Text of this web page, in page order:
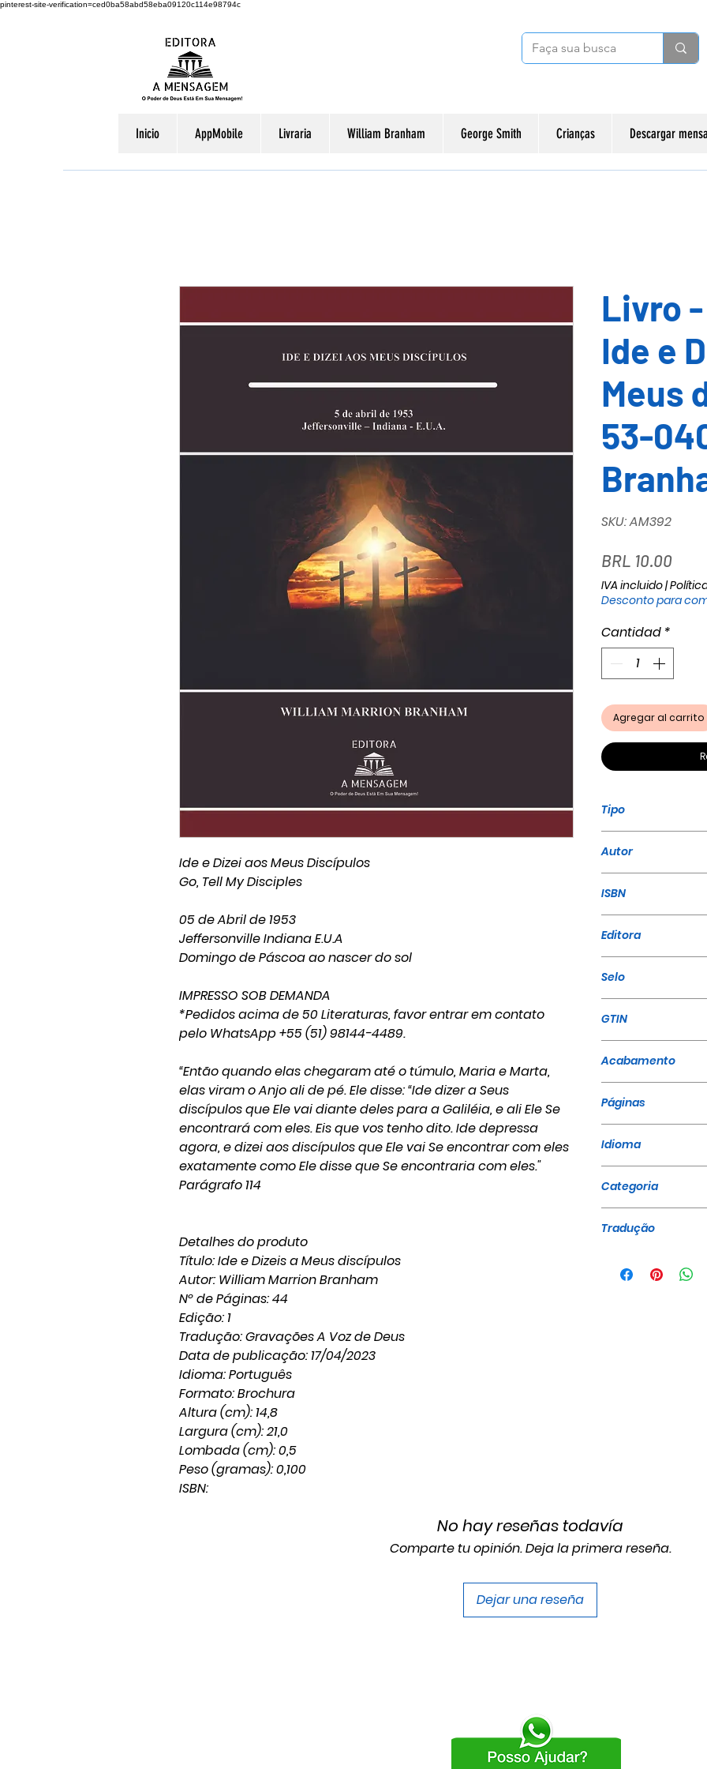
pinterest-site-verification=ced0ba58abd58eba09120c114e98794c
Inicio AppMobile Livraria William Branham George Smith Crianças Descargar
Ide e Dizei aos Meus Discípulos
Go, Tell My Disciples
05 de Abril de 1953
Jeffersonville Indiana E.U.A
Domingo de Páscoa ao nascer do sol
IMPRESSO SOB DEMANDA
*Pedidos acima de 50 Literaturas, favor entrar em contato
pelo WhatsApp +55 (51) 98144-4489.
“Então quando elas chegaram até o túmulo, Maria e Marta,
elas viram o Anjo ali de pé. Ele disse: “Ide dizer a Seus
discípulos que Ele vai diante deles para a Galiléia, e ali Ele Se
encontrará com eles. Eis que vos tenho dito. Ide depressa
agora, e dizei aos discípulos que Ele vai Se encontrar com eles
exatamente como Ele disse que Se encontraria com eles."
Parágrafo 114
Detalhes do produto
Título: Ide e Dizeis a Meus discípulos
Autor: William Marrion Branham
Nº de Páginas: 44
Edição: 1
Tradução: Gravações A Voz de Deus
Data de publicação: 17/04/2023
Idioma: Português
Formato: Brochura
Altura (cm): 14,8
Largura (cm): 21,0
Lombada (cm): 0,5
Peso (gramas): 0,100
ISBN:
Livro
︎︎︎Ide e
Meus
53-
SKU: AM392
BRL 10.00Precio
IVA incluido|
Desconto para
Cantidad *
Agregar al carrito
Tipo
Autor
ISBN
Editora
Selo
GTIN
Acabamento
Páginas
Idioma
Categoria
Tradução
No hay reseñas todavía
Comparte tu opinión. Deja la primera reseña.
Dejar una reseña